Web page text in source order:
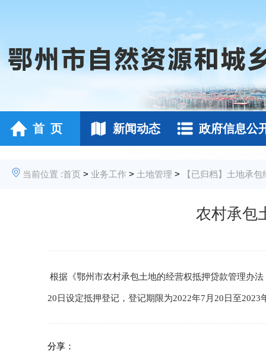
首 页 新闻动态 政府信息公
当前位置 :首页 > 业务工作 > 土地管理 > 【已归档】土地承包
农村承包
根据《鄂州市农村承包土地的经营权抵押贷款管理办
20日设定抵押登记，登记期限为2022年7月20日至2023
分享：